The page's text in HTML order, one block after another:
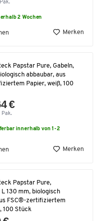
2 Wochen
Merken
Papstar Pure, Gabeln,
abbaubar, aus
Papier, weiß, 100
€
Pak.
innerhalb von 1-2
Merken
Papstar Pure,
130 mm, biologisch
FSC®-zertifiziertem
100 Stück